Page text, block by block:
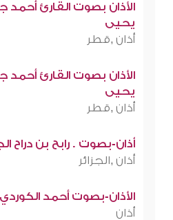
الأذان بصوت القارئ أحمد
يحيى
أذان ,قطر
الأذان بصوت القارئ أحمد
يحيى
أذان ,قطر
أذان-بصوت . رابح بن دراح
أذان ,الجزائر
الأذان-بصوت أحمد الكوردي
أذان